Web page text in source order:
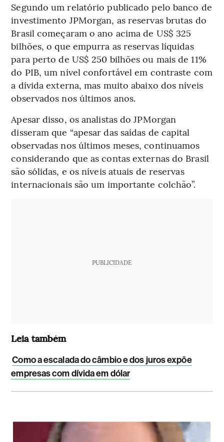
Segundo um relatório publicado pelo banco de
investimento JPMorgan, as reservas brutas do
Brasil começaram o ano acima de US$ 325
bilhões, o que empurra as reservas líquidas
para perto de US$ 250 bilhões ou mais de 11%
do PIB, um nível confortável em contraste com
a dívida externa, mas muito abaixo dos níveis
observados nos últimos anos.
Apesar disso, os analistas do JPMorgan
disseram que “apesar das saídas de capital
observadas nos últimos meses, continuamos
considerando que as contas externas do Brasil
são sólidas, e os níveis atuais de reservas
internacionais são um importante colchão”.
PUBLICIDADE
Leia também
Como a escalada do câmbio e dos juros expõe
empresas com dívida em dólar